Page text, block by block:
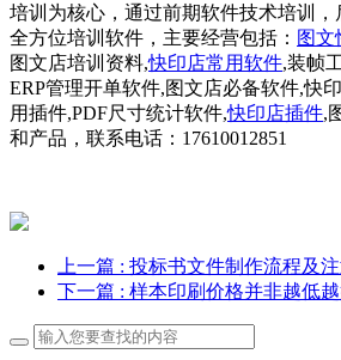
培训为核心，通过前期软件技术培训
全方位培训软件，主要经营包括： 图文
图文店培训资料,快印店常用软件,装帧
ERP管理开单软件,图文店必备软件,快
用插件,PDF尺寸统计软件,快印店插件,
和产品，联系电话：17610012851
上一篇 : 投标书文件制作流程及
下一篇 : 样本印刷价格并非越低